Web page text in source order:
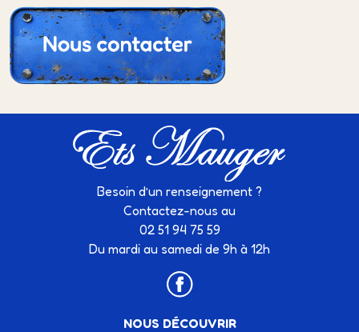
Besoin d’un renseignement ?
Contactez-nous au
02 51 94 75 59
Du mardi au samedi de 9h à 12h
NOUS DÉCOUVRIR